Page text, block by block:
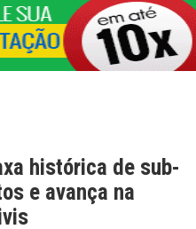
histórica de sub-
e avança na